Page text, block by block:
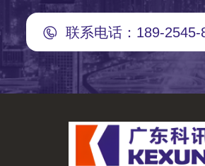
联系电话：189-2545-